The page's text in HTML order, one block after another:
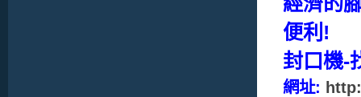
便利!
封口機-
網址: